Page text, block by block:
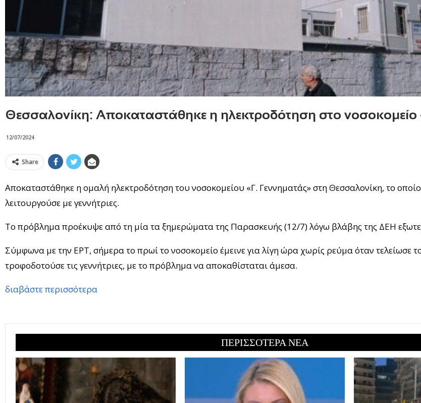
Θεσσαλονίκη: Αποκαταστάθηκε η ηλεκτροδότηση στο νοσοκομείο
12/07/2024
Share
Αποκαταστάθηκε η ομαλή ηλεκτροδότηση του νοσοκομείου «Γ. Γεννηματάς» στη Θεσσαλονίκη, το
λειτουργούσε με γεννήτριες.
Το πρόβλημα προέκυψε από τη μία τα ξημερώματα της Παρασκευής (12/7) λόγω βλάβης της ΔΕΗ
Σύμφωνα με την ΕΡΤ, σήμερα το πρωί το νοσοκομείο έμεινε για λίγη ώρα χωρίς ρεύμα όταν τελείωσε
τροφοδοτούσε τις γεννήτριες, με το πρόβλημα να αποκαθίσταται άμεσα.
διαβάστε περισσότερα
ΠΕΡΙΣΣΟΤΕΡΑ ΝΕΑ